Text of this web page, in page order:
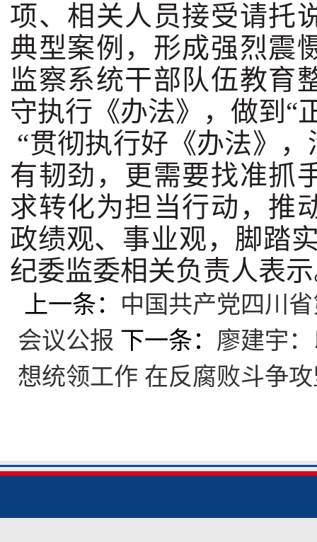
项、相关人员接受请托
典型案例，形成强烈震
监察系统干部队伍教育
守执行《办法》，做到“
“贯彻执行好《办法》
有韧劲，更需要找准抓
求转化为担当行动，推
政绩观、事业观，脚踏
纪委监委相关负责人表
上一条： 中国共产党四川
会议公报 下一条： 廖建宇
想统领工作 在反腐败斗争